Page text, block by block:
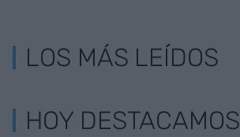
LOS MÁS LEÍDOS
HOY DESTACAMOS